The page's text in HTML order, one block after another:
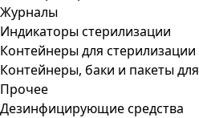
Журналы
Индикаторы стерилизации
Контейнеры для стерилизации
Контейнеры, баки и пакеты
Прочее
Дезинфицирующие средства